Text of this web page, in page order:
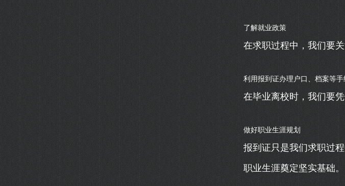
了解就业政策
在求职过程中，我们要
利用报到证办理户口、档案等手
在毕业离校时，我们要
做好职业生涯规划
报到证只是我们求职过
职业生涯奠定坚实基础。